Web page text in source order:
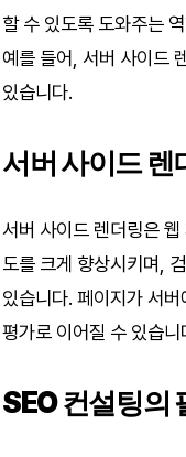
할 수 있도록 도와주는
예를 들어, 서버 사이드
있습니다.
서버 사이드 렌
서버 사이드 렌더링은
도를 크게 향상시키며,
있습니다. 페이지가 서
평가로 이어질 수 있습니
SEO 컨설팅의